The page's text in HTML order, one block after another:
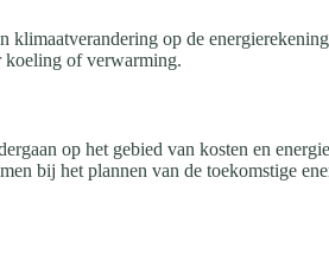
op de
koeling of verwarming.
op het gebied van kosten en
bij het plannen van de toekomstige